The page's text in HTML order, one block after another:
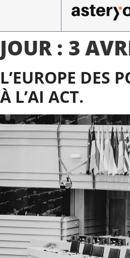
JOUR : 3
L’EUROPE DES
À L’AI ACT.